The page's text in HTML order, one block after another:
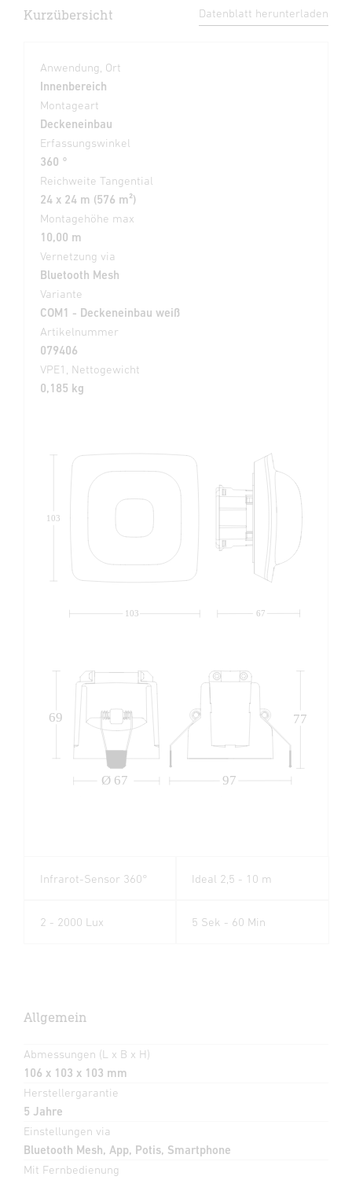
Kurzübersicht Datenblatt herunterladen
Anwendung, Ort
Innenbereich
Montageart
Deckeneinbau
Erfassungswinkel
360 °
Reichweite Tangential
24 x 24 m (576 m²)
Montagehöhe max
10,00 m
Vernetzung via
Bluetooth Mesh
Variante
COM1 - Deckeneinbau weiß
Artikelnummer
079406
VPE1, Nettogewicht
0,185 kg
67
103
103
Ø 67 97
69 77
Infrarot-Sensor 360° Ideal 2,5 - 10 m
2 - 2000 Lux 5 Sek - 60 Min
Allgemein
Abmessungen (L x B x H)
106 x 103 x 103 mm
Herstellergarantie
5 Jahre
Einstellungen via
Bluetooth Mesh, App, Potis, Smartphone
Mit Fernbedienung